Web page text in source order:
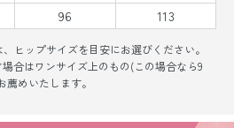
96 113
ヒップサイズを目安にお選びください。
合はワンサイズ上のもの(この場合なら9
めいたします。